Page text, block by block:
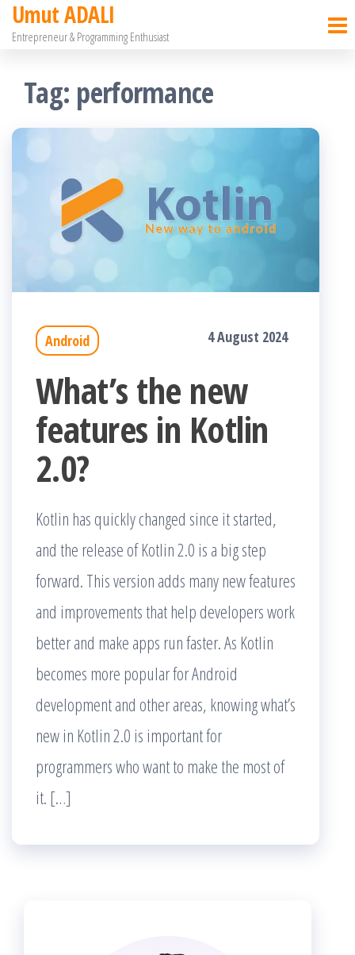
Skip
content
Umut ADALI
Entrepreneur & Programming Enthusiast
Tag: performance
Android 4 August 2024
What’s the new
features in Kotlin
2.0?
Kotlin has quickly changed since it started,
and the release of Kotlin 2.0 is a big step
forward. This version adds many new features
and improvements that help developers work
better and make apps run faster. As Kotlin
becomes more popular for Android
development and other areas, knowing what’s
new in Kotlin 2.0 is important for
programmers who want to make the most of
it. […]